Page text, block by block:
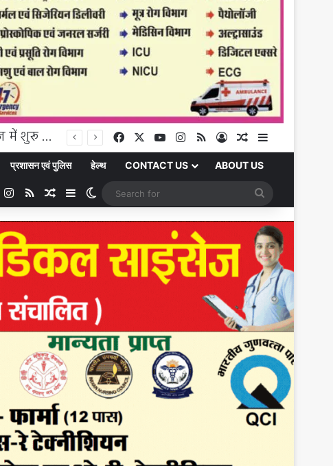
Daily Horoscope 07 August 2026: आज नई शुरुआत, भावनात्मक बातचीत और शुभ कार्यों के लिए बढ़िया दिन है Facebook YouTubeInstagram
RSS Log InRandom Article
प्रशासन एवं पुलिस हेल्थ CONTACT US ABOUT US
YouTubeInstagram
RSS Random Article
SidebarSwitch skin